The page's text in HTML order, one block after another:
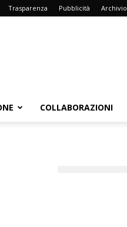
Trasparenza Pubblicità Archivio
COLLABORAZIONI